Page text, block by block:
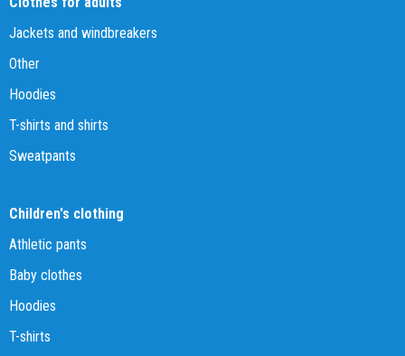
Jackets and windbreakers
Other
Hoodies
T-shirts and shirts
Sweatpants
Children's clothing
Athletic pants
Baby clothes
Hoodies
T-shirts